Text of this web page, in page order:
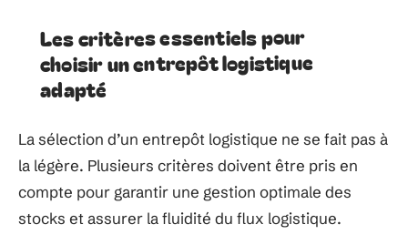
Les critères essentiels pour
choisir un entrepôt logistique
adapté
La sélection d’un entrepôt logistique ne se fait pas à
la légère. Plusieurs critères doivent être pris en
compte pour garantir une gestion optimale des
stocks et assurer la fluidité du flux logistique.